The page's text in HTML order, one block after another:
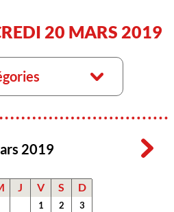
20 MARS 2019
2019
J V S D
1 2
3